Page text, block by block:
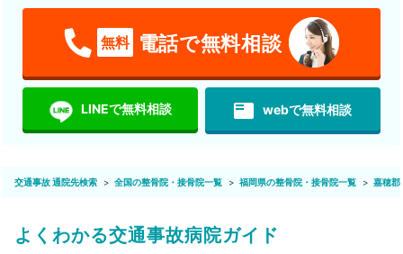
無料 電話で無料相談
LINEで無料相談 featured_play_list webで無料相談
交通事故 通院先検索 全国の整骨院・接骨院一覧 福岡県の整骨院・接骨院一覧 嘉穂郡
よくわかる交通事故病院ガイド